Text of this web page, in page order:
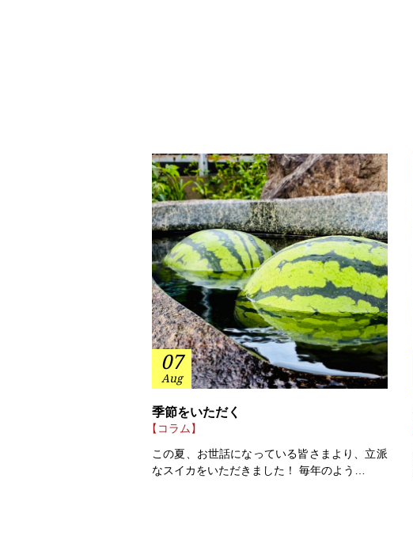
07
Aug
季節をいただく
【コラム】
この夏、お世話になっている皆さまより、立派
なスイカをいただきました！ 毎年のよう…